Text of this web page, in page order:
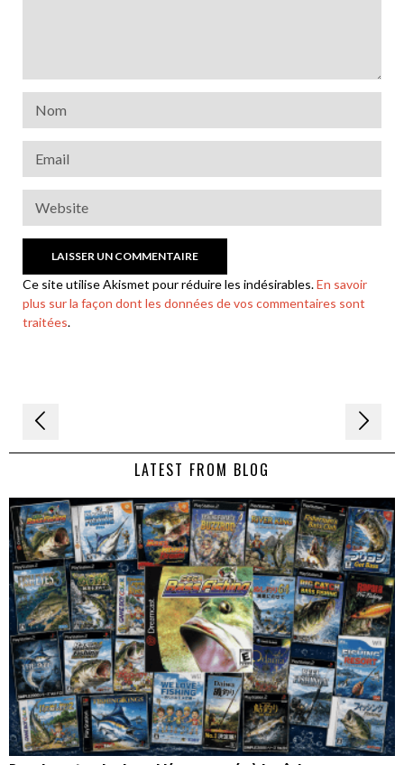
Ce site utilise Akismet pour réduire les indésirables.En savoir
plus sur la façon dont les données de vos commentaires sont
traitées.
Navigation
de LATEST FROM BLOG